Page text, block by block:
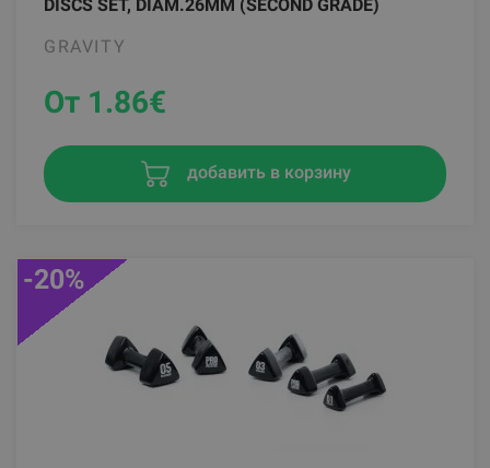
DISCS SET, DIAM.26MM (SECOND GRADE)
GRAVITY
От 1.86€
добавить в корзину
-20%